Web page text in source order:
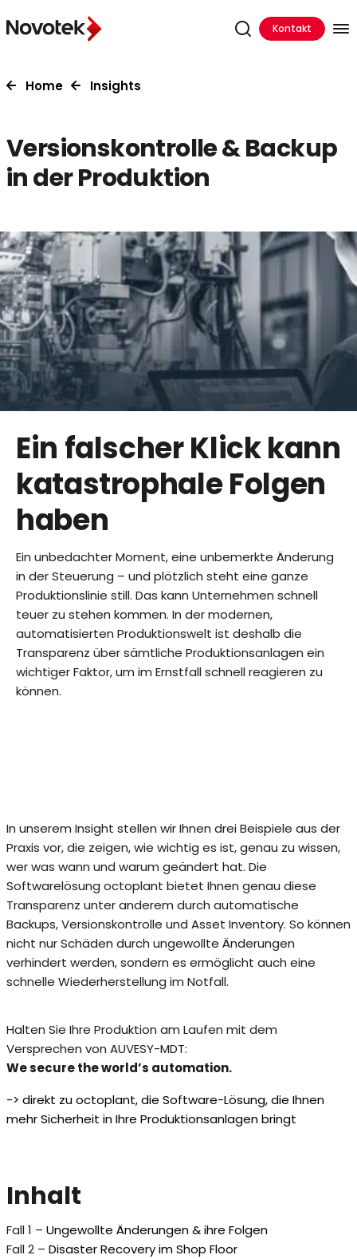
Kontakt
Home Insights
Versionskontrolle & Backup
in der Produktion
Ein falscher Klick kann
katastrophale Folgen
haben
Ein unbedachter Moment, eine unbemerkte Änderung
in der Steuerung – und plötzlich steht eine ganze
Produktionslinie still. Das kann Unternehmen schnell
teuer zu stehen kommen. In der modernen,
automatisierten Produktionswelt ist deshalb die
Transparenz über sämtliche Produktionsanlagen ein
wichtiger Faktor, um im Ernstfall schnell reagieren zu
können.
In unserem Insight stellen wir Ihnen drei Beispiele aus der
Praxis vor, die zeigen, wie wichtig es ist, genau zu wissen,
wer was wann und warum geändert hat. Die
Softwarelösung octoplant bietet Ihnen genau diese
Transparenz unter anderem durch automatische
Backups, Versionskontrolle und Asset Inventory. So können
nicht nur Schäden durch ungewollte Änderungen
verhindert werden, sondern es ermöglicht auch eine
schnelle Wiederherstellung im Notfall.
Halten Sie Ihre Produktion am Laufen mit dem
Versprechen von AUVESY-MDT:
We secure the world’s automation.
-> direkt zu octoplant, die Software-Lösung, die Ihnen
mehr Sicherheit in Ihre Produktionsanlagen bringt
Inhalt
Fall 1 – Ungewollte Änderungen & ihre Folgen
Fall 2 – Disaster Recovery im Shop Floor